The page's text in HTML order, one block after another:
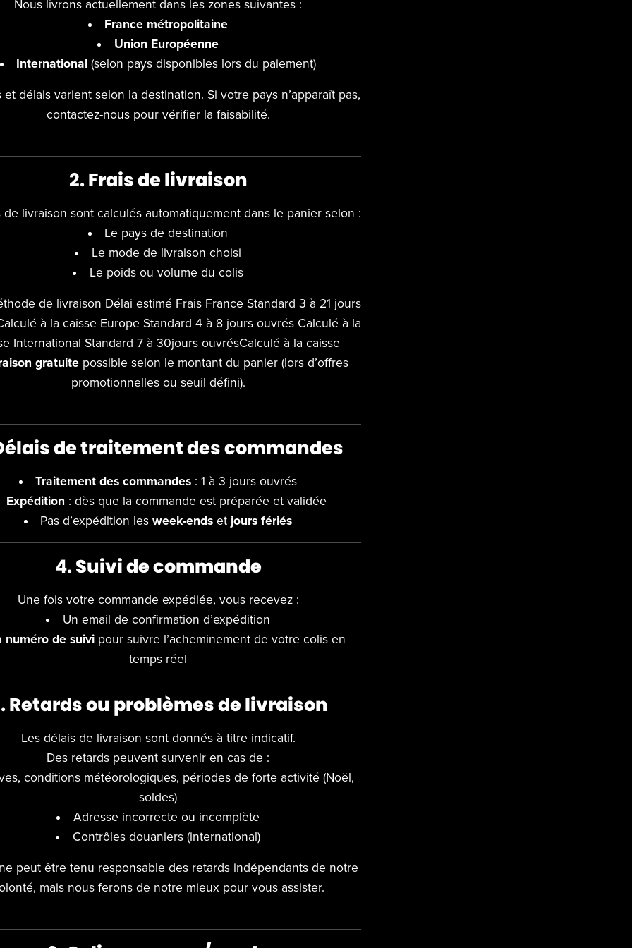
Nous livrons actuellement dans les zones suivantes :
France métropolitaine
Union Européenne
International (selon pays disponibles lors du paiement)
et délais varient selon la destination. Si votre pays n’apparaît pas,
contactez-nous pour vérifier la faisabilité.
2.Frais de livraison
de livraison sont calculés automatiquement dans le panier selon :
Le pays de destination
Le mode de livraison choisi
Le poids ou volume du colis
de livraison Délai estimé Frais France Standard 3 à 21 jours
à la caisse Europe Standard 4 à 8 jours ouvrés Calculé à la
International Standard 7 à 30jours ouvrésCalculé à la caisse
gratuite possible selon le montant du panier (lors d’offres
promotionnelles ou seuil défini).
de traitement des commandes
Traitement des commandes : 1 à 3 jours ouvrés
Expédition : dès que la commande est préparée et validée
Pas d’expédition lesweek-ends et jours fériés
4.Suivi de commande
Une fois votre commande expédiée, vous recevez :
Un email de confirmation d’expédition
numéro de suivi pour suivre l’acheminement de votre colis en
temps réel
Retards ou problèmes de livraison
Les délais de livraison sont donnés à titre indicatif.
Des retards peuvent survenir en cas de :
conditions météorologiques, périodes de forte activité (Noël,
soldes)
Adresse incorrecte ou incomplète
Contrôles douaniers (international)
peut être tenu responsable des retards indépendants de notre
mais nous ferons de notre mieux pour vous assister.